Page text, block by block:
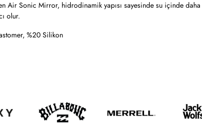
Air Sonic Mirror, hidrodinamik yapısı sayesinde su içinde daha
olur.
%20 Silikon